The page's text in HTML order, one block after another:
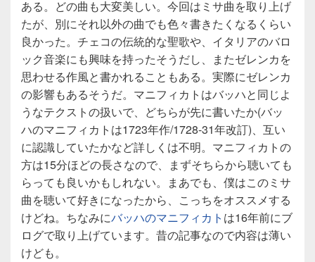
ある。どの曲も大変美しい。今回はミサ曲を取り上げ
たが、別にそれ以外の曲でも色々書きたくなるくらい
良かった。チェコの伝統的な聖歌や、イタリアのバロ
ック音楽にも興味を持ったそうだし、またゼレンカを
思わせる作風と書かれることもある。実際にゼレンカ
の影響もあるそうだ。マニフィカトはバッハと同じよ
うなテクストの扱いで、どちらが先に書いたか(バッ
ハのマニフィカトは1723年作/1728-31年改訂)、互い
に認識していたかなど詳しくは不明。マニフィカトの
方は15分ほどの長さなので、まずそちらから聴いても
らっても良いかもしれない。まあでも、僕はこのミサ
曲を聴いて好きになったから、こっちをオススメする
けどね。ちなみにバッハのマニフィカト は16年前にブ
ログで取り上げています。昔の記事なので内容は薄い
けども。